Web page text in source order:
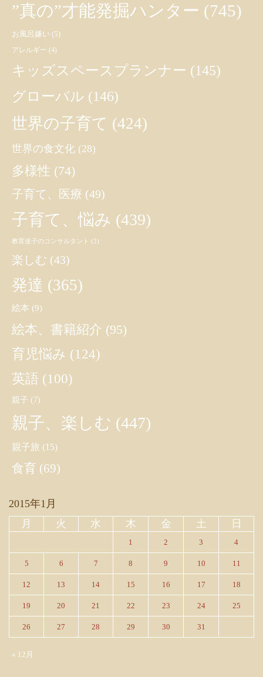
”真の”才能発掘ハンター (745)
お風呂嫌い (5)
アレルギー (4)
キッズスペースプランナー (145)
グローバル (146)
世界の子育て (424)
世界の食文化 (28)
多様性 (74)
子育て、医療 (49)
子育て、悩み (439)
教育迷子のコンサルタント (2)
楽しむ (43)
発達 (365)
絵本 (9)
絵本、書籍紹介 (95)
育児悩み (124)
英語 (100)
親子 (7)
親子、楽しむ (447)
親子旅 (15)
食育 (69)
2015年1月
月
火 水 木 金 土 日
1 2 3 4
5 6 7 8 9 10 11
12 13 14 15 16 17 18
19 20 21 22 23 24 25
26 27 28 29 30 31
« 12月